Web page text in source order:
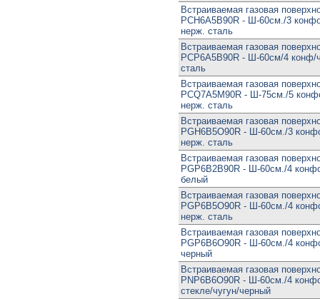
Встраиваемая газовая
PCH6A5B90R - Ш-60см./3
нерж. сталь
Встраиваемая газовая
PCP6A5B90R - Ш-60см/4 конф/
сталь
Встраиваемая газовая
PCQ7A5M90R - Ш-75см./5
нерж. сталь
Встраиваемая газовая
PGH6B5O90R - Ш-60см./3
нерж. сталь
Встраиваемая газовая
PGP6B2B90R - Ш-60см./4
белый
Встраиваемая газовая
PGP6B5O90R - Ш-60см./4
нерж. сталь
Встраиваемая газовая
PGP6B6O90R - Ш-60см./4
черный
Встраиваемая газовая
PNP6B6O90R - Ш-60см./4
стекле/чугун/черный